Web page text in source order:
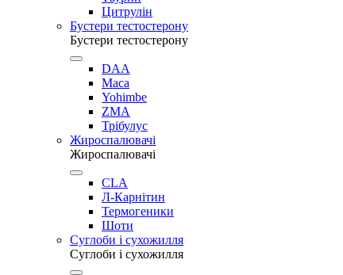
Цитрулін
Бустери тестостерону
Бустери тестостерону
DAA
Maca
Yohimbe
ZMA
Трібулус
Жироспалювачі
Жироспалювачі
CLA
Л-Карнітин
Термогеники
Шоти
Суглоби і сухожилля
Суглоби і сухожилля